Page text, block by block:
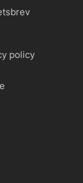
policy